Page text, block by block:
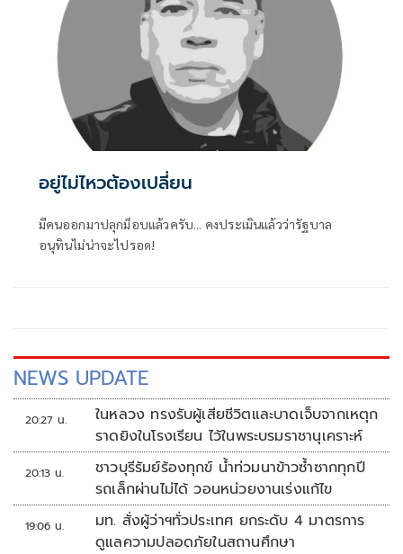
อยู่ไม่ไหวต้องเปลี่ยน
มีคนออกมาปลุกม็อบแล้วครับ... คงประเมินแล้วว่ารัฐบาล
อนุทินไม่น่าจะไปรอด!
NEWS UPDATE
20:27 น.
ในหลวง ทรงรับผู้เสียชีวิตและบาดเจ็บจากเหตุก
ราดยิงในโรงเรียน ไว้ในพระบรมราชานุเคราะห์
20:13 น.
ชาวบุรีรัมย์ร้องทุกข์ น้ำท่วมนาข้าวซ้ำซากทุกปี
รถเล็กผ่านไม่ได้ วอนหน่วยงานเร่งแก้ไข
19:06 น.
มท. สั่งผู้ว่าฯทั่วประเทศ ยกระดับ 4 มาตรการ
ดูแลความปลอดภัยในสถานศึกษา